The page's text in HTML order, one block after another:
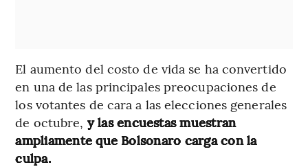
El aumento del costo de vida se ha convertido
en una de las principales preocupaciones de
los votantes de cara a las elecciones generales
de octubre, y las encuestas muestran
ampliamente que Bolsonaro carga con la
culpa.